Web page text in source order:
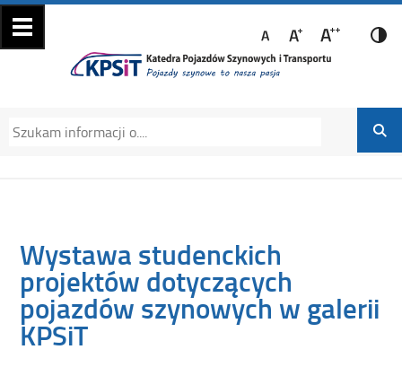
Katedra Pojazdów
Szynowych i
Transportu
Katedra Pojazdów Szynowych i Transportu
Politechniki Krakowskiej na Wydziale
Mechanicznym
Wystawa studenckich
projektów dotyczących
pojazdów szynowych w galerii
KPSiT